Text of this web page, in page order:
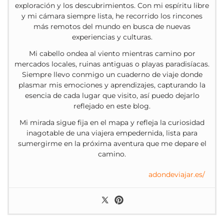
exploración y los descubrimientos. Con mi espíritu libre
y mi cámara siempre lista, he recorrido los rincones
más remotos del mundo en busca de nuevas
experiencias y culturas.
Mi cabello ondea al viento mientras camino por
mercados locales, ruinas antiguas o playas paradisíacas.
Siempre llevo conmigo un cuaderno de viaje donde
plasmar mis emociones y aprendizajes, capturando la
esencia de cada lugar que visito, así puedo dejarlo
reflejado en este blog.
Mi mirada sigue fija en el mapa y refleja la curiosidad
inagotable de una viajera empedernida, lista para
sumergirme en la próxima aventura que me depare el
camino.
adondeviajar.es/